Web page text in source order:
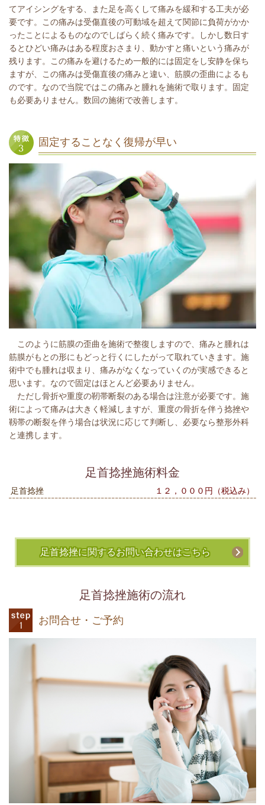
てアイシングをする、また足を高くして痛みを緩和する工夫が必
要です。この痛みは受傷直後の可動域を超えて関節に負荷がかか
ったことによるものなのでしばらく続く痛みです。しかし数日す
るとひどい痛みはある程度おさまり、動かすと痛いという痛みが
残ります。この痛みを避けるため一般的には固定をし安静を保ち
ますが、この痛みは受傷直後の痛みと違い、筋膜の歪曲によるも
のです。なので当院ではこの痛みと腫れを施術で取ります。固定
も必要ありません。数回の施術で改善します。
固定することなく復帰が早い
このように筋膜の歪曲を施術で整復しますので、痛みと腫れは
筋膜がもとの形にもどっと行くにしたがって取れていきます。施
術中でも腫れは収まり、痛みがなくなっていくのが実感できると
思います。なので固定はほとんど必要ありません。
ただし骨折や重度の靭帯断裂のある場合は注意が必要です。施
術によって痛みは大きく軽減しますが、重度の骨折を伴う捻挫や
靱帯の断裂を伴う場合は状況に応じて判断し、必要なら整形外科
と連携します。
足首捻挫施術料金
足首捻挫 １２，０００円（税込み）
足首捻挫に関するお問い合わせはこちら
足首捻挫施術の流れ
お問合せ・ご予約